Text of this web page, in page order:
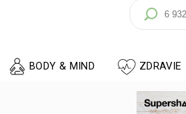
BODY & MIND ZDRAVIE